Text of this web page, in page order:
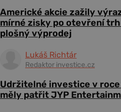
Americké akcie zažily
mírné zisky po otevření
plošný výprodej
Lukáš Richtár
Redaktor investice.cz
Udržitelné investice v
měly patřit JYP